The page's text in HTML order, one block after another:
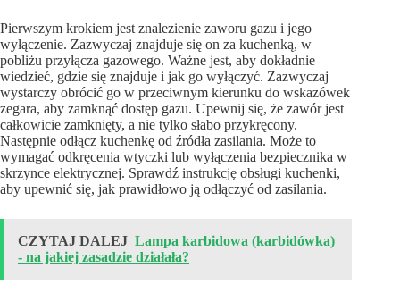
Pierwszym krokiem jest znalezienie zaworu gazu i jego
wyłączenie. Zazwyczaj znajduje się on za kuchenką, w
pobliżu przyłącza gazowego. Ważne jest, aby dokładnie
wiedzieć, gdzie się znajduje i jak go wyłączyć. Zazwyczaj
wystarczy obrócić go w przeciwnym kierunku do wskazówek
zegara, aby zamknąć dostęp gazu. Upewnij się, że zawór jest
całkowicie zamknięty, a nie tylko słabo przykręcony.
Następnie odłącz kuchenkę od źródła zasilania. Może to
wymagać odkręcenia wtyczki lub wyłączenia bezpiecznika w
skrzynce elektrycznej. Sprawdź instrukcję obsługi kuchenki,
aby upewnić się, jak prawidłowo ją odłączyć od zasilania.
CZYTAJ DALEJ Lampa karbidowa (karbidówka)
- na jakiej zasadzie działała?